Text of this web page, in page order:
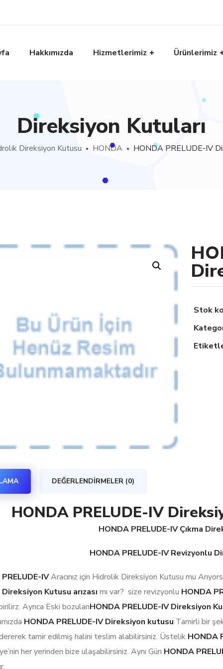
Hakkımızda Hizmetlerimiz Ürünlerimiz
Direksiyon Kutuları
Direksiyon Kutusu HONDA HONDA PRELUDE-IV
Stok
DEĞERLENDIRMELER (0)
HONDA PRELUDE-IV
HONDA PRELUDE-IV Çıkma
HONDA PRELUDE-IV Revizyonlu
IVAracınız için Hidrolik Direksiyon Kutusu mu
Kutusu arızası mı var? size revizyonlu HONDA
Ayrıca Eski bozulanHONDA PRELUDE-IV Direksiyon
HONDA PRELUDE-IV Direksiyon kutusu Tamirli bir
tamir edilmiş halini teslim alabilirsiniz. Üstelik HONDA
her yerinden bize ulaşabilirsiniz. Aynı Gün HONDA